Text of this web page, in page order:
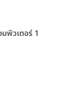
พิวเตอร์ 1